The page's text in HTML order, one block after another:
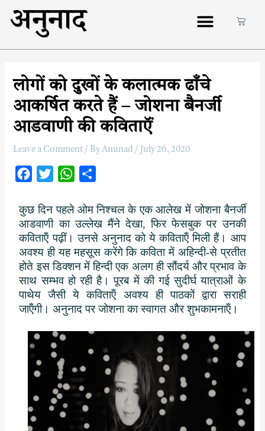
अनुनाद
लोगों को दुखों के कलात्मक ढाँचे
आकर्षित करते हैं – जोशना बैनर्जी
आडवाणी की कविताऍं
Leave a Comment / ByAnunad/ July 26, 2020
c
e
b
o
o
k
i
t
t
e
r
W
a
t
s
A
p
p
a
r
e
कुछ दिन पहले ओम निश्‍चल के एक आलेख में जोशना बैनर्जी
आडवाणी का उल्‍लेख मैंने देखा,फिर फेसबुक पर उनकी
कविताऍं पढ़ीं। उनसे अनुनाद को ये कविताऍं मिली हैं। आप
अवश्‍य ही यह महसूस करेंगे कि कविता में अहिन्‍दी-से प्रतीत
होते इस डिक्‍शन में हिन्‍दी एक अलग ही सौंदर्य और प्रभाव के
साथ सम्‍भव हो रही है। पूरब में की गई सुदीर्घ यात्राओं के
पाथेय जैसी ये कविताऍं अवश्‍य ही पाठकों द्वारा सराही
जाऍंगी। अनुनाद पर जोशना का स्‍वागत और शुभकामनाऍं।